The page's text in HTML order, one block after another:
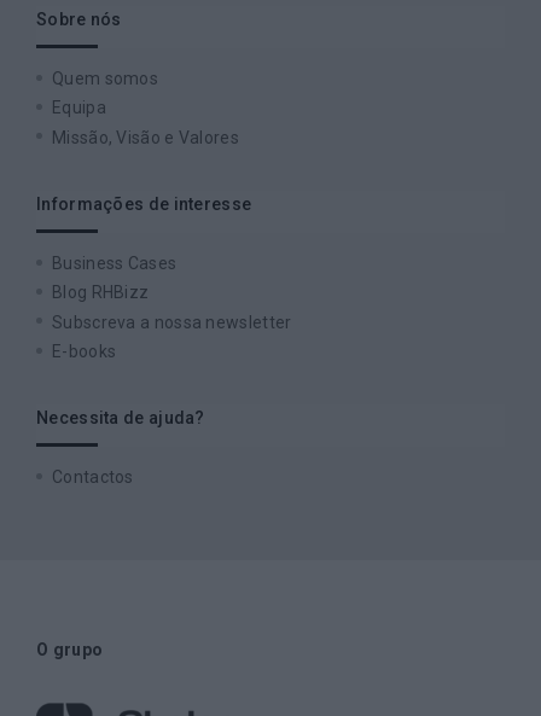
Sobre nós
Quem somos
Equipa
Missão, Visão e Valores
Informações de interesse
Business Cases
Blog RHBizz
Subscreva a nossa newsletter
E-books
Necessita de ajuda?
Contactos
O grupo